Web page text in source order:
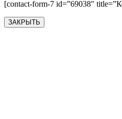
[contact-form-7 id=”69038″
ЗАКРЫТЬ